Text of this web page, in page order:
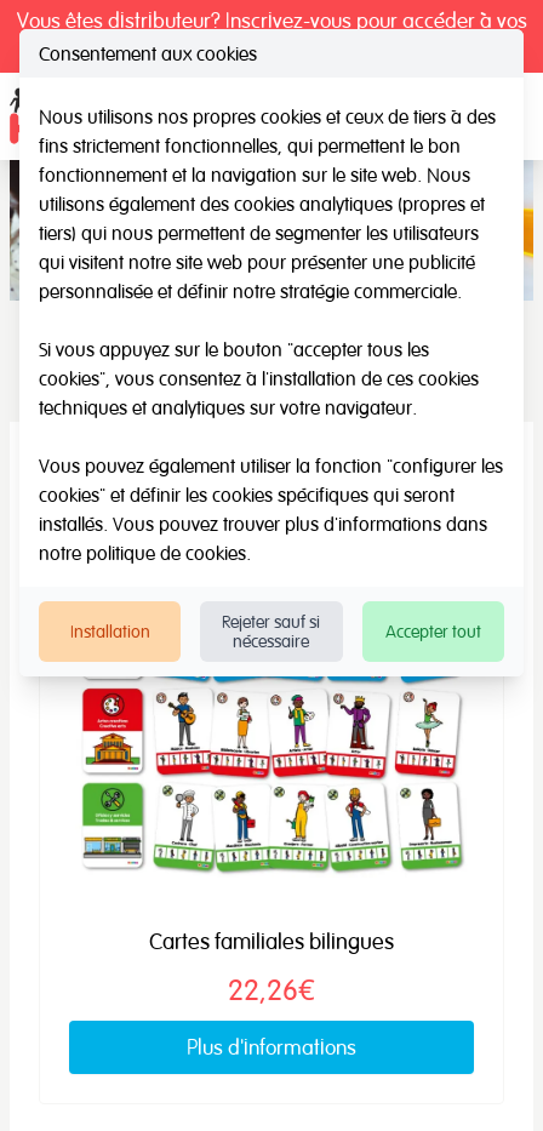
Vous êtes distributeur? Inscrivez-vous pour accéder à vos
tarifs exclusifs.
Verbal - Linguistique
Nouveauté
Cartes familiales bilingues
22,26€
Plus d'informations
Consentement aux cookies
Nous utilisons nos propres cookies et ceux de tiers à des
fins strictement fonctionnelles, qui permettent le bon
fonctionnement et la navigation sur le site web. Nous
utilisons également des cookies analytiques (propres et
tiers) qui nous permettent de segmenter les utilisateurs
qui visitent notre site web pour présenter une publicité
personnalisée et définir notre stratégie commerciale.
Si vous appuyez sur le bouton "accepter tous les
cookies", vous consentez à l'installation de ces cookies
techniques et analytiques sur votre navigateur.
Vous pouvez également utiliser la fonction "configurer les
cookies" et définir les cookies spécifiques qui seront
installés. Vous pouvez trouver plus d'informations dans
notre politique de cookies.
Installation
Rejeter sauf si
nécessaire
Accepter tout